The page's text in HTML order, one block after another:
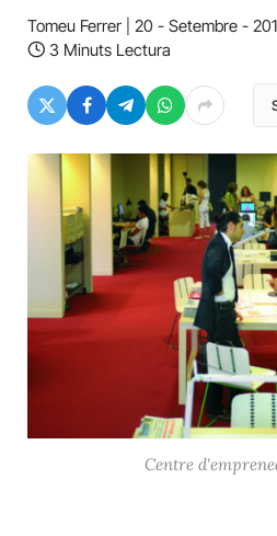
Tomeu Ferrer
20 - Setembre -
3 Minuts Lectura
Centre